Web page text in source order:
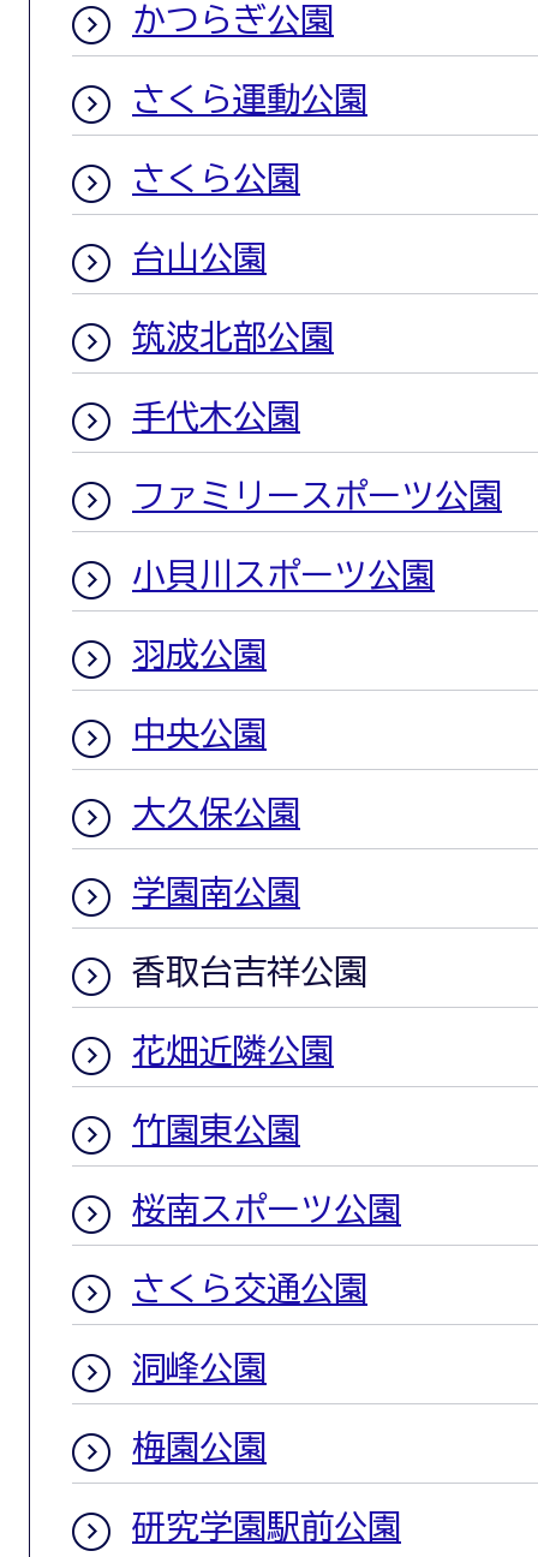
かつらぎ公園
さくら運動公園
さくら公園
台山公園
筑波北部公園
手代木公園
ファミリースポーツ公園
小貝川スポーツ公園
羽成公園
中央公園
大久保公園
学園南公園
香取台吉祥公園
花畑近隣公園
竹園東公園
桜南スポーツ公園
さくら交通公園
洞峰公園
梅園公園
研究学園駅前公園